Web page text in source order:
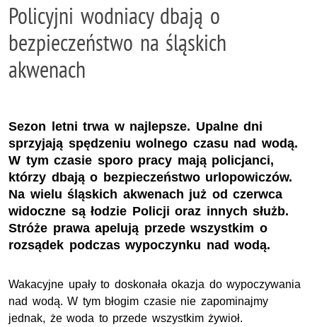
Policyjni wodniacy dbają o
bezpieczeństwo na śląskich
akwenach
Sezon letni trwa w najlepsze. Upalne dni
sprzyjają spędzeniu wolnego czasu nad wodą.
W tym czasie sporo pracy mają policjanci,
którzy dbają o bezpieczeństwo urlopowiczów.
Na wielu śląskich akwenach już od czerwca
widoczne są łodzie Policji oraz innych służb.
Stróże prawa apelują przede wszystkim o
rozsądek podczas wypoczynku nad wodą.
Wakacyjne upały to doskonała okazja do wypoczywania
nad wodą. W tym błogim czasie nie zapominajmy
jednak, że woda to przede wszystkim żywioł.